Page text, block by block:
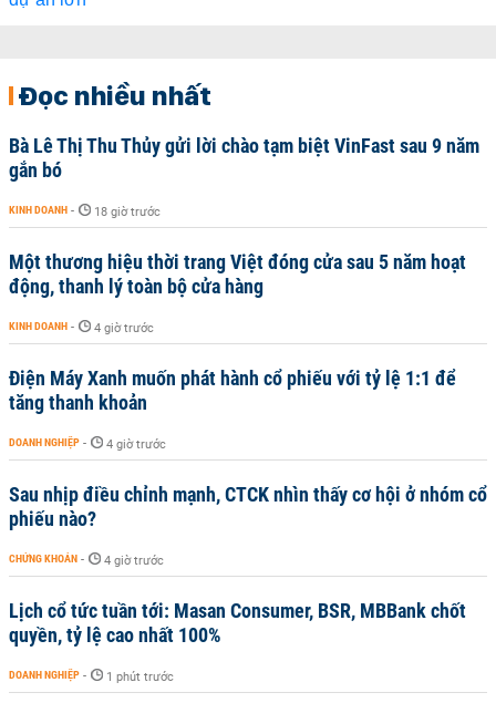
Đọc nhiều nhất
Bà Lê Thị Thu Thủy gửi lời chào tạm biệt VinFast sau 9 năm
gắn bó
KINH DOANH - 18 giờ trước
Một thương hiệu thời trang Việt đóng cửa sau 5 năm hoạt
động, thanh lý toàn bộ cửa hàng
KINH DOANH - 4 giờ trước
Điện Máy Xanh muốn phát hành cổ phiếu với tỷ lệ 1:1 để
tăng thanh khoản
DOANH NGHIỆP - 4 giờ trước
Sau nhịp điều chỉnh mạnh, CTCK nhìn thấy cơ hội ở nhóm cổ
phiếu nào?
CHỨNG KHOÁN - 4 giờ trước
Lịch cổ tức tuần tới: Masan Consumer, BSR, MBBank chốt
quyền, tỷ lệ cao nhất 100%
DOANH NGHIỆP - 1 phút trước